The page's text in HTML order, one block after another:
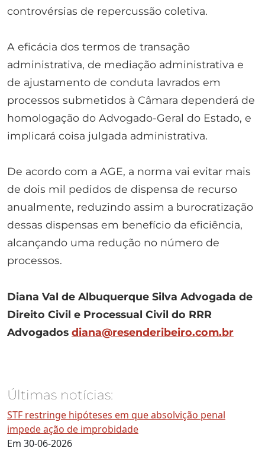
controvérsias de repercussão coletiva.
A eficácia dos termos de transação
administrativa, de mediação administrativa e
de ajustamento de conduta lavrados em
processos submetidos à Câmara dependerá de
homologação do Advogado-Geral do Estado, e
implicará coisa julgada administrativa.
De acordo com a AGE, a norma vai evitar mais
de dois mil pedidos de dispensa de recurso
anualmente, reduzindo assim a burocratização
dessas dispensas em benefício da eficiência,
alcançando uma redução no número de
processos.
Diana Val de Albuquerque Silva Advogada de
Direito Civil e Processual Civil do RRR
Advogados diana@resenderibeiro.com.br
Últimas notícias:
STF restringe hipóteses em que absolvição penal
impede ação de improbidade
Em 30-06-2026